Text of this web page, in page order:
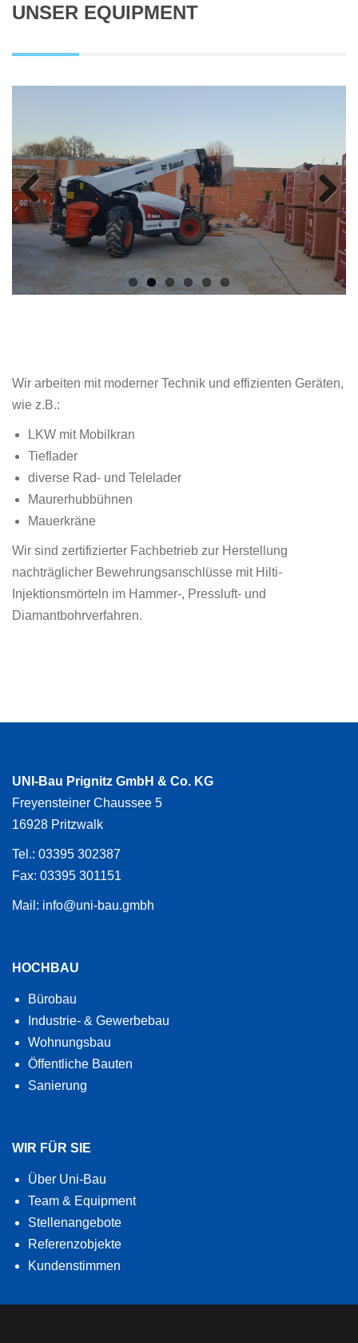
UNSER EQUIPMENT
Previous Next
Wir arbeiten mit moderner Technik und effizienten Geräten,
wie z.B.:
LKW mit Mobilkran
Tieflader
diverse Rad- und Telelader
Maurerhubbühnen
Mauerkräne
Wir sind zertifizierter Fachbetrieb zur Herstellung
nachträglicher Bewehrungsanschlüsse mit Hilti-
Injektionsmörteln im Hammer-, Pressluft- und
Diamantbohrverfahren.
UNI-Bau Prignitz GmbH & Co. KG
Freyensteiner Chaussee 5
16928 Pritzwalk
Tel.: 03395 302387
Fax: 03395 301151
Mail: info@uni-bau.gmbh
HOCHBAU
Bürobau
Industrie- & Gewerbebau
Wohnungsbau
Öffentliche Bauten
Sanierung
WIR FÜR SIE
Über Uni-Bau
Team & Equipment
Stellenangebote
Referenzobjekte
Kundenstimmen